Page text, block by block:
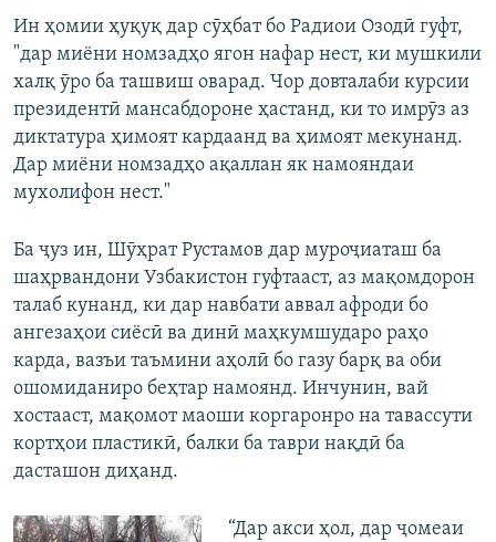
Ин ҳомии ҳуқуқ дар сӯҳбат бо Радиои Озодӣ гуфт,
"дар миёни номзадҳо ягон нафар нест, ки мушкили
халқ ӯро ба ташвиш оварад. Чор довталаби курсии
президентӣ мансабдороне ҳастанд, ки то имрӯз аз
диктатура ҳимоят кардаанд ва ҳимоят мекунанд.
Дар миёни номзадҳо ақаллан як намояндаи
мухолифон нест."
Ба ҷуз ин, Шӯҳрат Рустамов дар муроҷиаташ ба
шаҳрвандони Узбакистон гуфтааст, аз мақомдорон
талаб кунанд, ки дар навбати аввал афроди бо
ангезаҳои сиёсӣ ва динӣ маҳкумшударо раҳо
карда, вазъи таъмини аҳолӣ бо газу барқ ва оби
ошомиданиро беҳтар намоянд. Инчунин, вай
хостааст, мақомот маоши коргаронро на тавассути
кортҳои пластикӣ, балки ба таври нақдӣ ба
дасташон диҳанд.
“Дар акси ҳол, дар ҷомеаи